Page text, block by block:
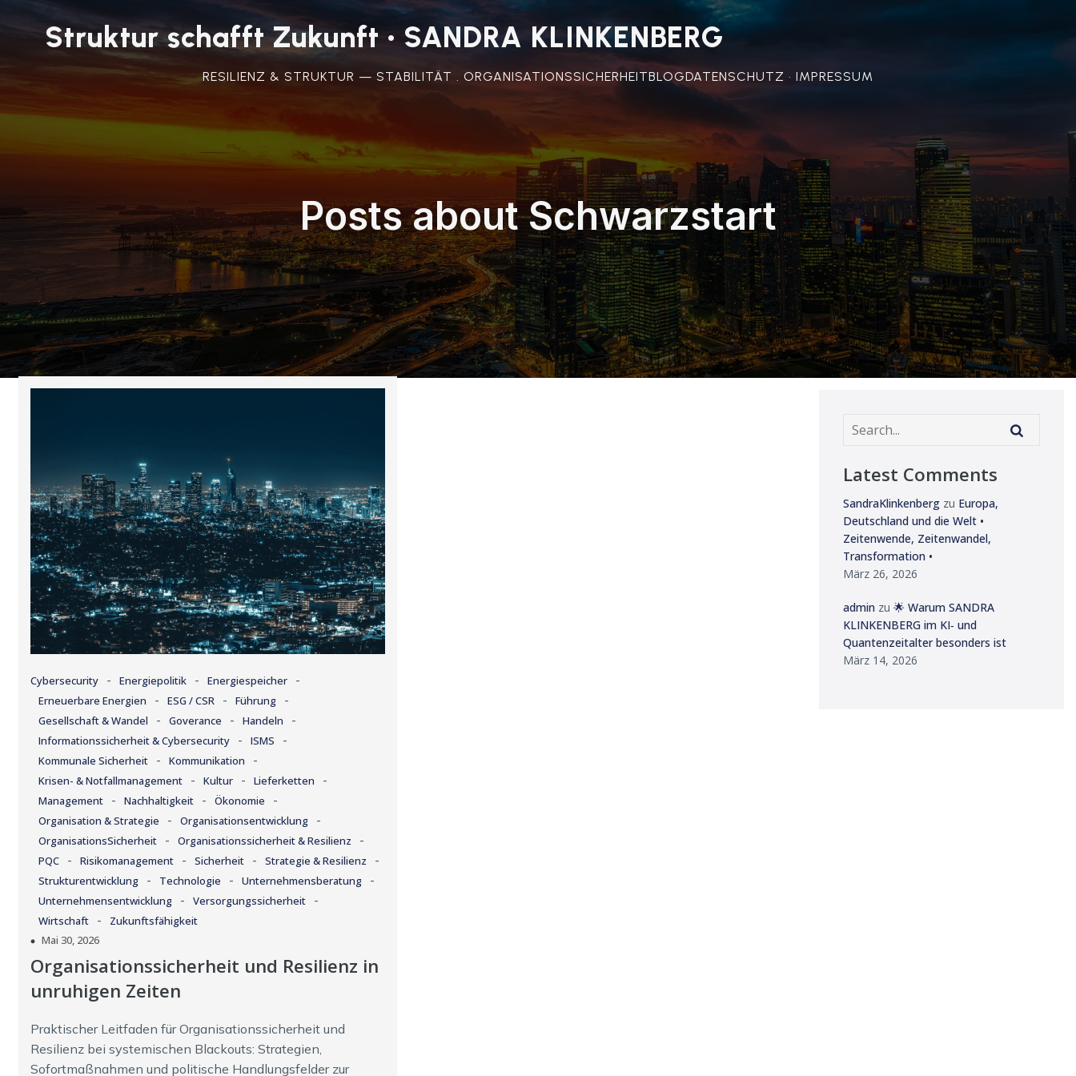
Struktur schafft Zukunft • SANDRA KLINKENBERG
RESILIENZ & STRUKTUR — STABILITÄT . ORGANISATIONSSICHERHEITBLOGDATENSCHUTZ • IMPRESSUM
Posts about Schwarzstart
Cybersecurity - Energiepolitik - Energiespeicher -
Erneuerbare Energien - ESG / CSR - Führung -
Gesellschaft & Wandel - Goverance - Handeln -
Informationssicherheit & Cybersecurity - ISMS -
Kommunale Sicherheit - Kommunikation -
Krisen- & Notfallmanagement - Kultur - Lieferketten -
Management - Nachhaltigkeit - Ökonomie -
Organisation & Strategie - Organisationsentwicklung -
OrganisationsSicherheit - Organisationssicherheit & Resilienz -
PQC - Risikomanagement - Sicherheit - Strategie & Resilienz -
Strukturentwicklung - Technologie - Unternehmensberatung -
Unternehmensentwicklung - Versorgungssicherheit -
Wirtschaft -
Zukunftsfähigkeit
Mai 30, 2026
Organisationssicherheit und Resilienz in
unruhigen Zeiten
Praktischer Leitfaden für Organisationssicherheit und
Resilienz bei systemischen Blackouts: Strategien,
Sofortmaßnahmen und politische Handlungsfelder zur
Latest Comments
SandraKlinkenberg zu Europa,
Deutschland und die Welt •
Zeitenwende, Zeitenwandel,
Transformation •
März 26, 2026
admin zu 🌟 Warum SANDRA
KLINKENBERG im KI‑ und
Quantenzeitalter besonders ist
März 14, 2026